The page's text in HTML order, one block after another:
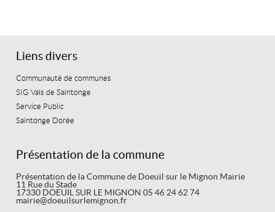
Liens divers
Communauté de communes
SIG Vals de Saintonge
Service Public
Saintonge Dorée
Présentation de la commune
Présentation de la Commune de Doeuil sur le Mignon Mairie
11 Rue du Stade
17330 DOEUIL SUR LE MIGNON 05 46 24 62 74
mairie@doeuilsurlemignon.fr